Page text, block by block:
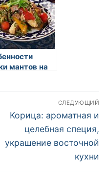
мантов на
СЛЕДУЮЩИЙ
Следующая
запись:
Корица: ароматная и
целебная специя,
украшение восточной
кухни